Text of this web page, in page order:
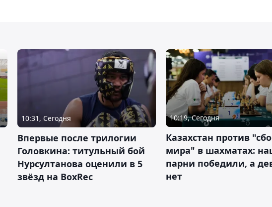
10:31, Сегодня
Впервые после трилогии
Головкина: титульный бой
Нурсултанова оценили в 5
звёзд на BoxRec
10:19, Сегодня
Казахстан против
мира" в шахматах:
парни победили, а
нет